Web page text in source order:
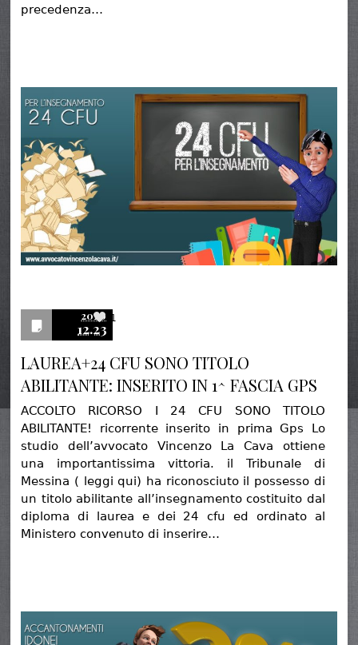
precedenza…
2020
12.23
1
LAUREA+24 CFU SONO TITOLO
ABILITANTE: INSERITO IN 1^ FASCIA GPS
ACCOLTO RICORSO I 24 CFU SONO TITOLO
ABILITANTE! ricorrente inserito in prima Gps Lo
studio dell’avvocato Vincenzo La Cava ottiene
una importantissima vittoria. il Tribunale di
Messina ( leggi qui) ha riconosciuto il possesso di
un titolo abilitante all’insegnamento costituito dal
diploma di laurea e dei 24 cfu ed ordinato al
Ministero convenuto di inserire…